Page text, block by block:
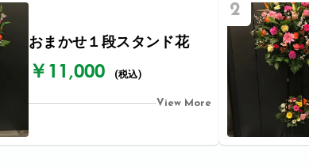
おまかせ１段スタンド花
￥11,000 (税込)
View More
2